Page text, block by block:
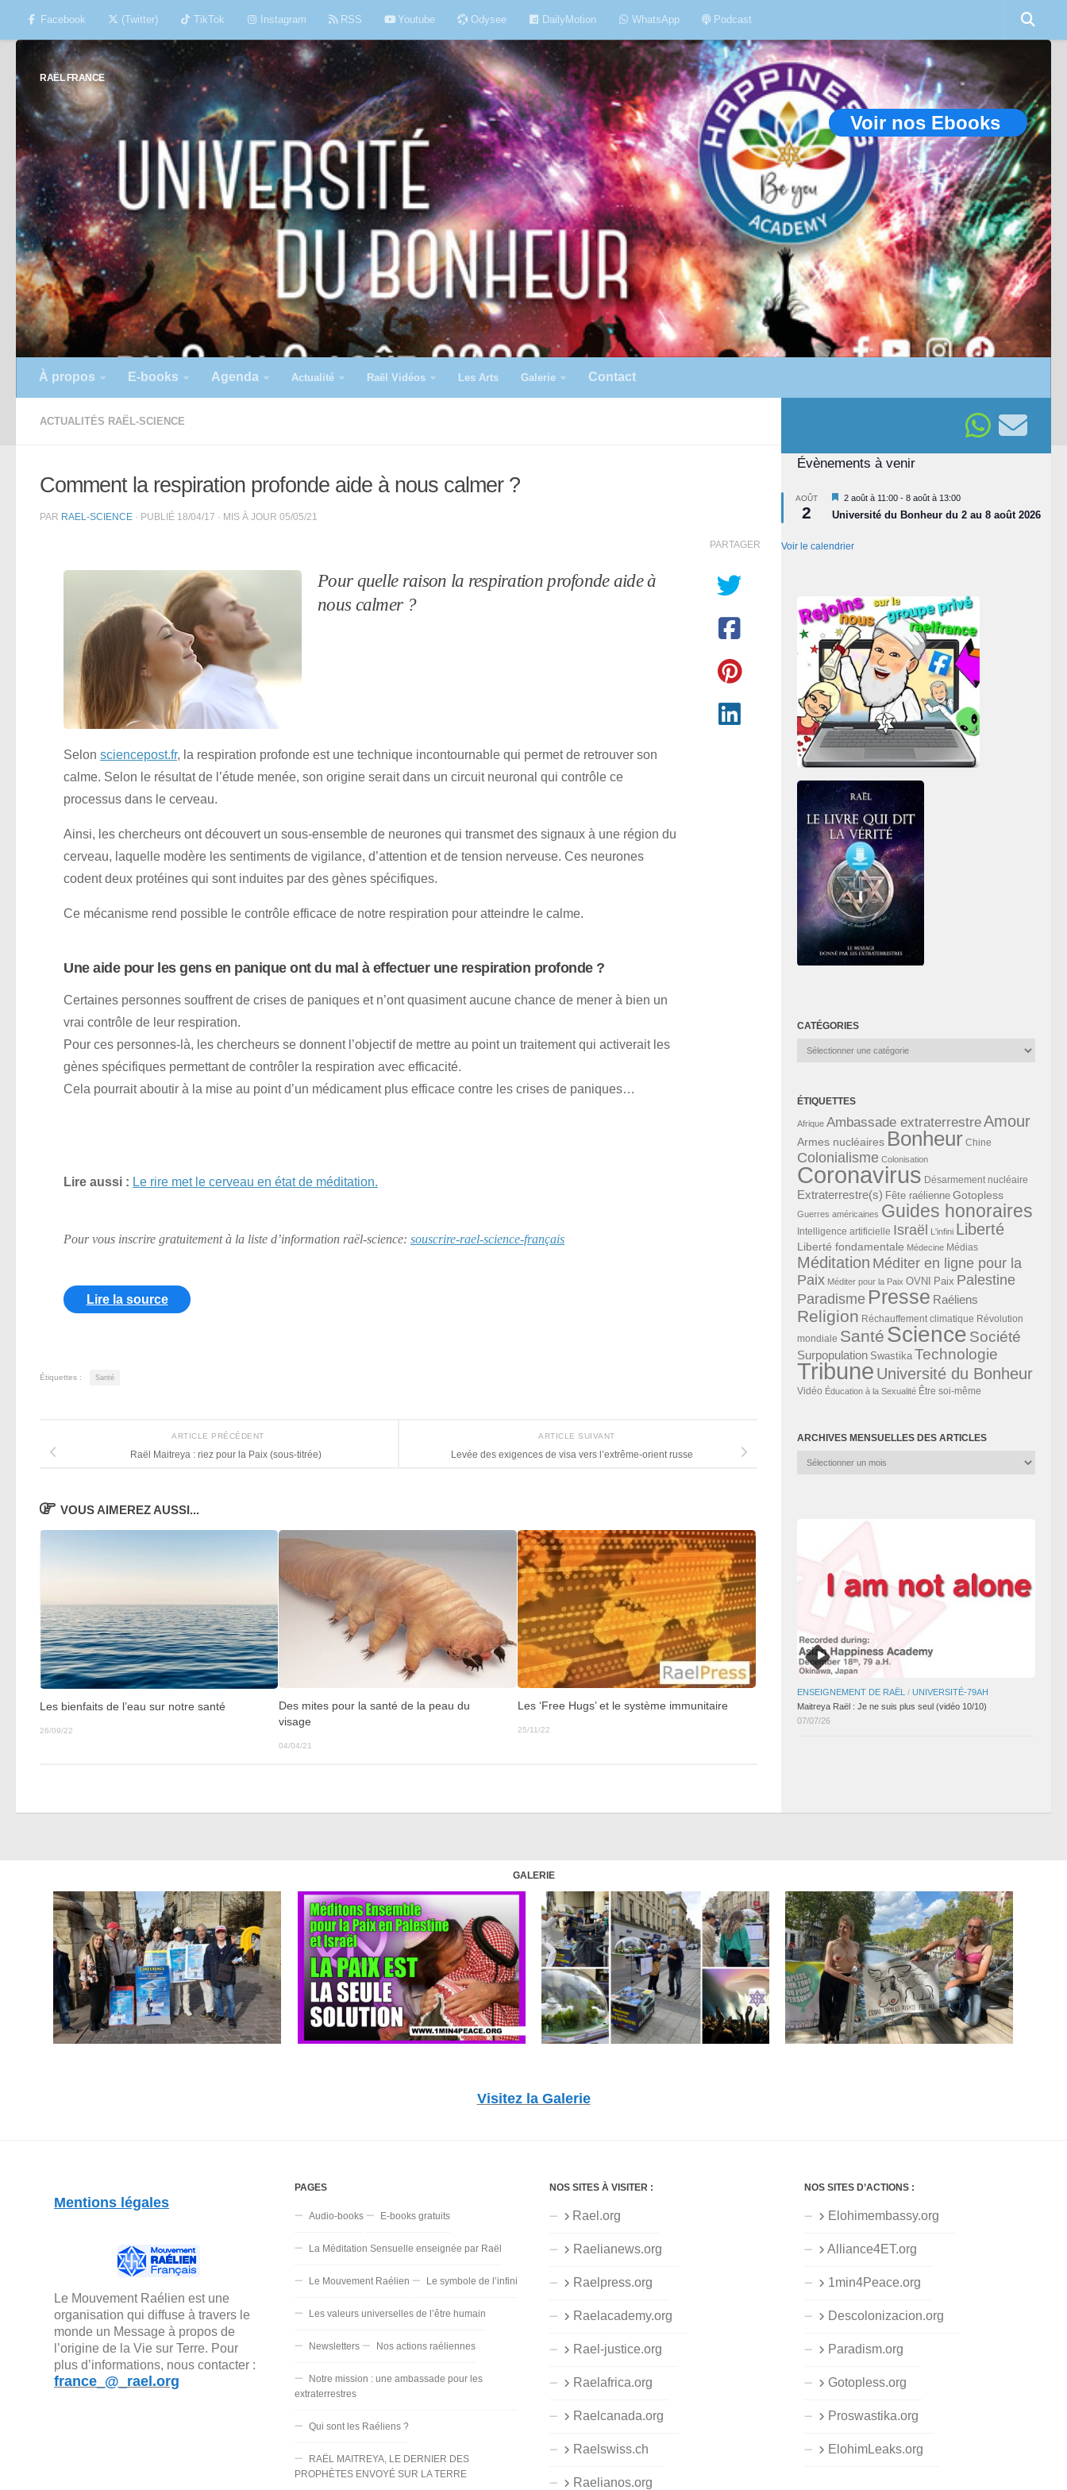
Skip to content
Facebook (Twitter) TikTok Instagram RSS Youtube Odysee DailyMotion WhatsApp Podcast
RAËL FRANCE
Voir nos Ebooks
À propos E-books Agenda Actualité Raël Vidéos Les Arts Galerie Contact
ACTUALITÉS RAËL-SCIENCE
Comment la respiration profonde aide à nous calmer ?
PAR RAEL-SCIENCE · PUBLIÉ 18/04/17 · MIS À JOUR 05/05/21
Pour quelle raison la respiration profonde aide à
nous calmer ?
Selon sciencepost.fr, la respiration profonde est une technique incontournable qui permet de retrouver son
calme. Selon le résultat de l’étude menée, son origine serait dans un circuit neuronal qui contrôle ce
processus dans le cerveau.
Ainsi, les chercheurs ont découvert un sous-ensemble de neurones qui transmet des signaux à une région du
cerveau, laquelle modère les sentiments de vigilance, d’attention et de tension nerveuse. Ces neurones
codent deux protéines qui sont induites par des gènes spécifiques.
Ce mécanisme rend possible le contrôle efficace de notre respiration pour atteindre le calme.
Une aide pour les gens en panique ont du mal à effectuer une respiration profonde ?
Certaines personnes souffrent de crises de paniques et n’ont quasiment aucune chance de mener à bien un
vrai contrôle de leur respiration.
Pour ces personnes-là, les chercheurs se donnent l’objectif de mettre au point un traitement qui activerait les
gènes spécifiques permettant de contrôler la respiration avec efficacité.
Cela pourrait aboutir à la mise au point d’un médicament plus efficace contre les crises de paniques…
Lire aussi : Le rire met le cerveau en état de méditation.
Pour vous inscrire gratuitement à la liste d’information raël-science: souscrire-rael-science-français
Lire la source
PARTAGER
Étiquettes : Santé
ARTICLE SUIVANT
Levée des exigences de visa vers l’extrême-orient russe
ARTICLE PRÉCÉDENT
Raël Maitreya : riez pour la Paix (sous-titrée)
VOUS AIMEREZ AUSSI...
Les bienfaits de l’eau sur notre santé
26/09/22
Des mites pour la santé de la peau du
visage
04/04/21
Les ‘Free Hugs’ et le système immunitaire
25/11/22
Évènements à venir
AOÛT
2
Mis
en
avant
2 août à 11:00 - 8 août à 13:00
Université du Bonheur du 2 au 8 août 2026
Voir le calendrier
CATÉGORIES
Catégories
ÉTIQUETTES
Afrique Ambassade extraterrestreAmour
Armes nucléaires Bonheur Chine
Colonialisme Colonisation
Coronavirus Désarmement nucléaire
Extraterrestre(s) Fête raélienne Gotopless
Guerres américaines Guides honoraires
Intelligence artificielle Israël L'infini Liberté
Liberté fondamentale Médecine Médias
Méditation Méditer en ligne pour la
Paix Méditer pour la Paix OVNI Paix Palestine
Paradisme Presse Raéliens
Religion Réchauffement climatique Révolution
mondiale Santé Science Société
Surpopulation Swastika Technologie
Tribune Université du Bonheur
Vidéo Éducation à la Sexualité Être soi-même
ARCHIVES MENSUELLES DES ARTICLES
Archives
ENSEIGNEMENT DE RAËL / UNIVERSITÉ-79AH
Maitreya Raël : Je ne suis plus seul (vidéo 10/10)
07/07/26
GALERIE
Visitez la Galerie
Mentions légales
Le Mouvement Raélien est une
organisation qui diffuse à travers le
monde un Message à propos de
l’origine de la Vie sur Terre. Pour
plus d’informations, nous contacter :
france_@_rael.org
PAGES
Audio-books E-books gratuits
La Méditation Sensuelle enseignée par Raël
Le Mouvement Raélien Le symbole de l’infini
Les valeurs universelles de l’être humain
Newsletters Nos actions raéliennes
Notre mission : une ambassade pour les
extraterrestres
Qui sont les Raéliens ?
RAËL MAITREYA, LE DERNIER DES
PROPHÈTES ENVOYÉ SUR LA TERRE
NOS SITES À VISITER :
Rael.org
Raelianews.org
Raelpress.org
Raelacademy.org
Rael-justice.org
Raelafrica.org
Raelcanada.org
Raelswiss.ch
Raelianos.org
NOS SITES D’ACTIONS :
Elohimembassy.org
Alliance4ET.org
1min4Peace.org
Descolonizacion.org
Paradism.org
Gotopless.org
Proswastika.org
ElohimLeaks.org